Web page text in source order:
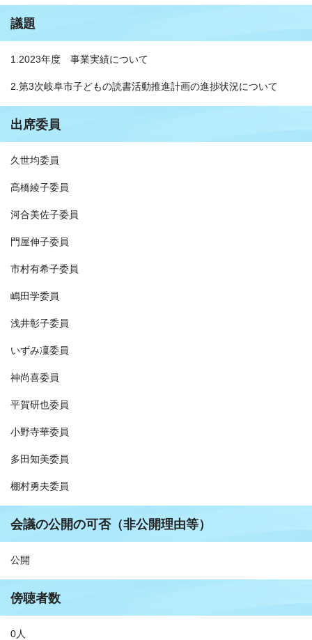
議題
1.2023年度 事業実績について
2.第3次岐阜市子どもの読書活動推進計画の進捗状況について
出席委員
久世均委員
髙橋綾子委員
河合美佐子委員
門屋伸子委員
市村有希子委員
嶋田学委員
浅井彰子委員
いずみ凜委員
神尚喜委員
平賀研也委員
小野寺華委員
多田知美委員
棚村勇夫委員
会議の公開の可否（非公開理由等）
公開
傍聴者数
0人